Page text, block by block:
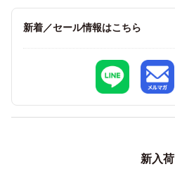
新着／セール情報はこちら
新入荷